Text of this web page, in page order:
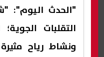
التقلبات
ونشاط رياح مثيرة